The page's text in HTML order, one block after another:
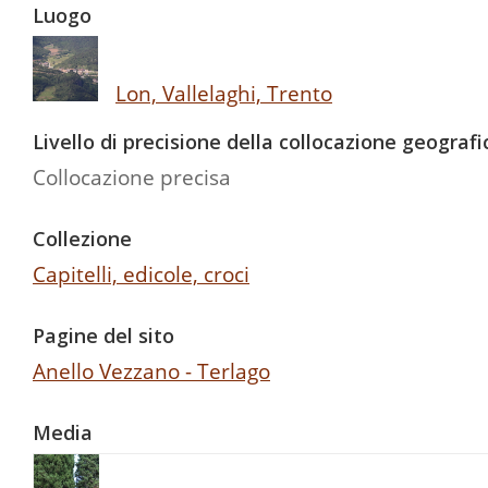
Luogo
Lon, Vallelaghi, Trento
Livello di precisione della collocazione
Collocazione precisa
Collezione
Capitelli, edicole, croci
Pagine del sito
Anello Vezzano - Terlago
Media